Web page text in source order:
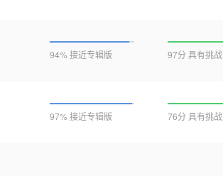
94% 接近专辑版 97分 具有挑战
97% 接近专辑版 76分 具有挑战